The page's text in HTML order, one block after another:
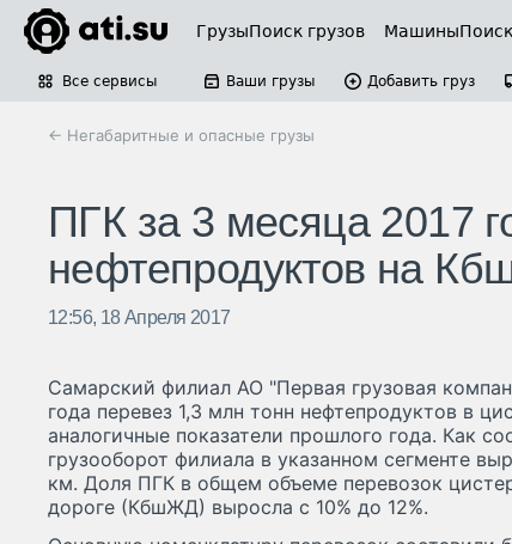
ГрузыПоиск грузов Машины
Все сервисы Ваши грузы Добавить груз
← Негабаритные и опасные грузы
ПГК за 3 месяца 2017
нефтепродуктов на
12:56, 18 Апреля 2017
Самарский филиал АО "Первая грузовая
года перевез 1,3 млн тонн нефтепродуктов в
аналогичные показатели прошлого года. Как
грузооборот филиала в указанном сегменте
км. Доля ПГК в общем объеме перевозок
дороге (КбшЖД) выросла с 10% до 12%.